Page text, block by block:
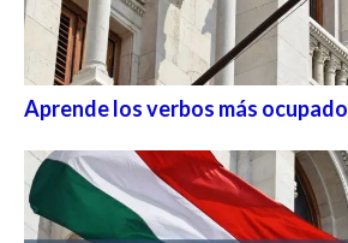
Aprende los verbos más